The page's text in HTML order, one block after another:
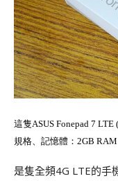
這隻ASUS Fonepad 7 LTE
規格、記憶體：2GB RAM
是隻全頻4G LTE的手